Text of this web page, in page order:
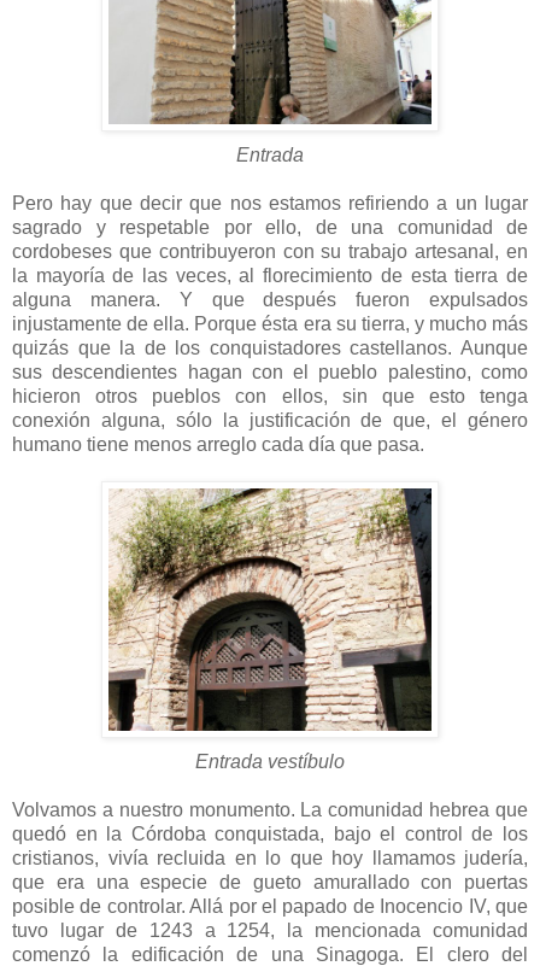
Entrada
Pero hay que decir que nos estamos refiriendo a un lugar
sagrado y respetable por ello, de una comunidad de
cordobeses que contribuyeron con su trabajo artesanal, en
la mayoría de las veces, al florecimiento de esta tierra de
alguna manera. Y que después fueron expulsados
injustamente de ella. Porque ésta era su tierra, y mucho más
quizás que la de los conquistadores castellanos. Aunque
sus descendientes hagan con el pueblo palestino, como
hicieron otros pueblos con ellos, sin que esto tenga
conexión alguna, sólo la justificación de que, el género
humano tiene menos arreglo cada día que pasa.
Entrada vestíbulo
Volvamos a nuestro monumento. La comunidad hebrea que
quedó en la Córdoba conquistada, bajo el control de los
cristianos, vivía recluida en lo que hoy llamamos judería,
que era una especie de gueto amurallado con puertas
posible de controlar. Allá por el papado de Inocencio IV, que
tuvo lugar de 1243 a 1254, la mencionada comunidad
comenzó la edificación de una Sinagoga. El clero del